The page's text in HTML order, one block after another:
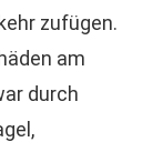
zufügen.
am
durch